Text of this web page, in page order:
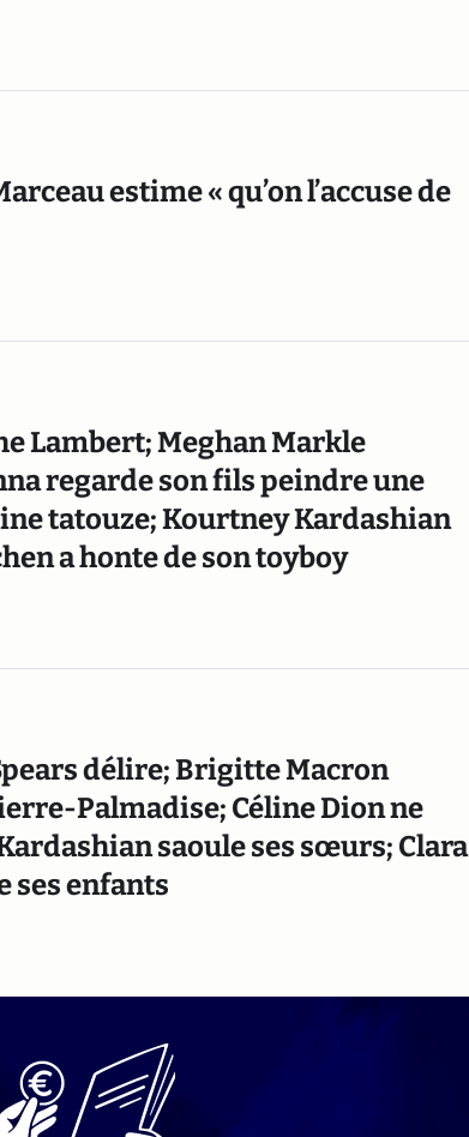
estime « qu’on l’accuse de
Lambert; Meghan Markle
regarde son fils peindre une
tatouze; Kourtney Kardashian
a honte de son toyboy
délire; Brigitte Macron
Palmadise; Céline Dion ne
saoule ses sœurs; Clara
ses enfants